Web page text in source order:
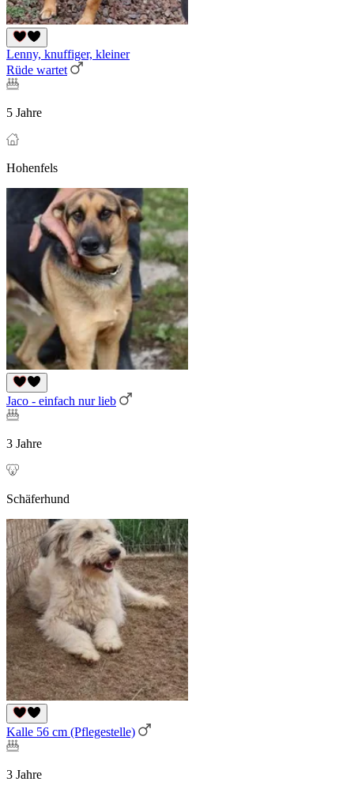
Lenny, knuffiger, kleiner
Rüde wartet
5 Jahre
Hohenfels
Jaco - einfach nur lieb
3 Jahre
Schäferhund
Kalle 56 cm (Pflegestelle)
3 Jahre